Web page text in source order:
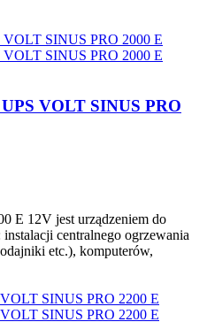
VOLT SINUS PRO
E 12V jest urządzeniem do
centralnego ogrzewania
etc.), komputerów,